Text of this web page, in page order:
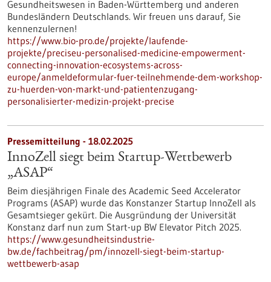
Gesundheitswesen in Baden-Württemberg und anderen
Bundesländern Deutschlands. Wir freuen uns darauf, Sie
kennenzulernen!
https://www.bio-pro.de/projekte/laufende-
projekte/preciseu-personalised-medicine-empowerment-
connecting-innovation-ecosystems-across-
europe/anmeldeformular-fuer-teilnehmende-dem-workshop-
zu-huerden-von-markt-und-patientenzugang-
personalisierter-medizin-projekt-precise
Pressemitteilung - 18.02.2025
InnoZell siegt beim Startup-Wettbewerb
„ASAP“
Beim diesjährigen Finale des Academic Seed Accelerator
Programs (ASAP) wurde das Konstanzer Startup InnoZell als
Gesamtsieger gekürt. Die Ausgründung der Universität
Konstanz darf nun zum Start-up BW Elevator Pitch 2025.
https://www.gesundheitsindustrie-
bw.de/fachbeitrag/pm/innozell-siegt-beim-startup-
wettbewerb-asap